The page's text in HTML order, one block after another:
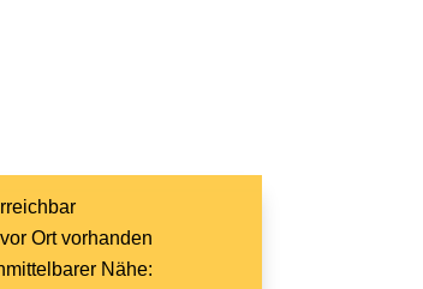
Ort vorhanden
Nähe: